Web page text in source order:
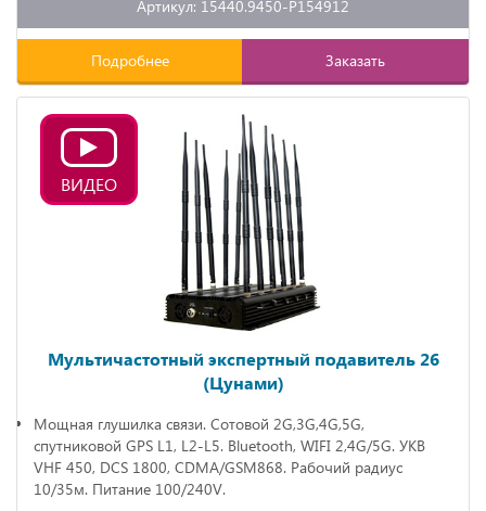
Артикул: 15440.9450-P154912
Подробнее Заказать
ВИДЕО
Мультичастотный экспертный подавитель 26
(Цунами)
Мощная глушилка связи. Сотовой 2G,3G,4G,5G,
спутниковой GPS L1, L2-L5. Bluetooth, WIFI 2,4G/5G. УКВ
VHF 450, DCS 1800, CDMA/GSM868. Рабочий радиус
10/35м. Питание 100/240V.